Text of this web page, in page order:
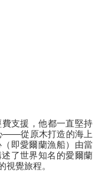
支援，他都一直堅持
——從原木打造的海上
即愛爾蘭漁船）由當
了世界知名的愛爾蘭
覺旅程。